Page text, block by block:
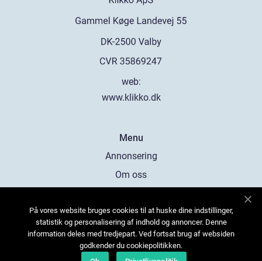
web:
www.klikko.dk
Menu
Annonsering
Om oss
Kontakta oss
Sitemap
På vores website bruges cookies til at huske dine indstillinger,
statistik og personalisering af indhold og annoncer. Denne
information deles med tredjepart. Ved fortsat brug af websiden
godkender du cookiepolitikken.